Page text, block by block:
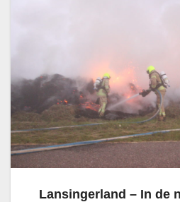
Lansingerland – In de